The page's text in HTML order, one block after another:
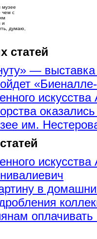
музее
чем с
и
думаю,
статей
—
искусства
им.
искусства
в